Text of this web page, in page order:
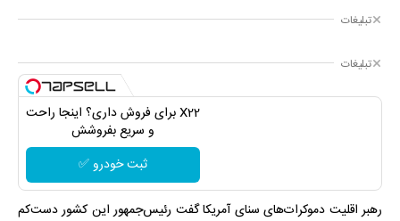
تبلیغات
تبلیغات
X22 برای فروش داری؟ اینجا راحت
و سریع بفروشش
ثبت خودرو ✅
رهبر اقلیت دموکرات‌های سنای آمریکا گفت رئیس‌جمهور این کشور دست‌کم